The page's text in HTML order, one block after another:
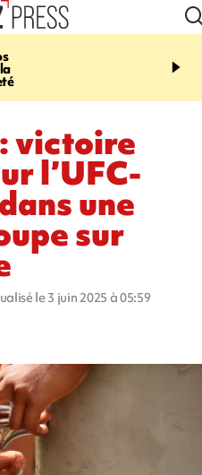
05:30
téléphérique Papang à
victoire
l’UFC-
une
sur
le 3 juin 2025 à 05:59